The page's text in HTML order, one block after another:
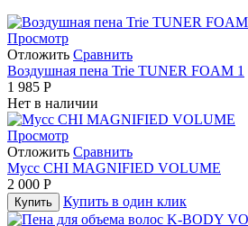
Просмотр
Отложить Сравнить
Воздушная пена Trie TUNER FOAM 1
1 985 Р
Нет в наличии
Просмотр
Отложить Сравнить
Мусс CHI MAGNIFIED VOLUME
2 000 Р
Купить Купить в один клик